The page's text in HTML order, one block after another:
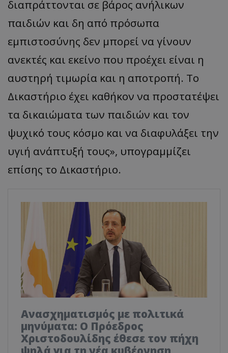
διαπράττονται σε βάρος ανήλικων
παιδιών και δη από πρόσωπα
εμπιστοσύνης δεν μπορεί να γίνουν
ανεκτές και εκείνο που προέχει είναι η
αυστηρή τιμωρία και η αποτροπή. Το
Δικαστήριο έχει καθήκον να προστατέψει
τα δικαιώματα των παιδιών και τον
ψυχικό τους κόσμο και να διαφυλάξει την
υγιή ανάπτυξή τους», υπογραμμίζει
επίσης το Δικαστήριο.
Ανασχηματισμός με πολιτικά
μηνύματα: Ο Πρόεδρος
Χριστοδουλίδης έθεσε τον πήχη